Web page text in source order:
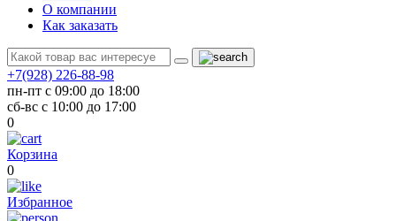
О компании
Как заказать
+7(928) 226-88-98
пн-пт с 09:00 до 18:00
сб-вс с 10:00 до 17:00
0
Корзина
0
Избранное